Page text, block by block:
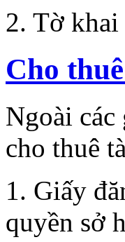
2. Tờ khai
Cho
Ngoài
cho thuê
1. Giấy
quyền sở